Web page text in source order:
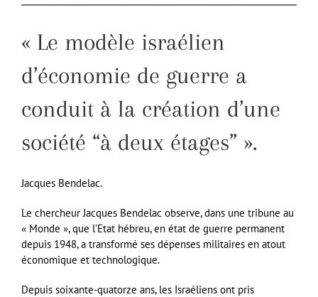
« Le modèle israélien
d’économie de guerre a
conduit à la création d’une
société “à deux étages” ».
Jacques Bendelac.
Le chercheur Jacques Bendelac observe, dans une tribune au
« Monde », que l’Etat hébreu, en état de guerre permanent
depuis 1948, a transformé ses dépenses militaires en atout
économique et technologique.
Depuis soixante-quatorze ans, les Israéliens ont pris